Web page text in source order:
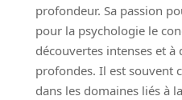
profondeur. Sa passion
pour la psychologie le
découvertes intenses et
profondes. Il est souvent
dans les domaines liés à